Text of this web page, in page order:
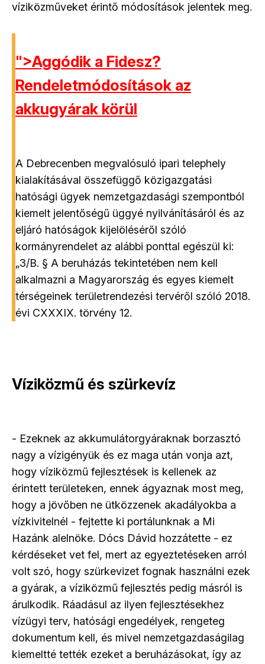
víziközműveket érintő módosítások jelentek meg.
">Aggódik a Fidesz?
Rendeletmódosítások az
akkugyárak körül
A Debrecenben megvalósuló ipari telephely
kialakításával összefüggő közigazgatási
hatósági ügyek nemzetgazdasági szempontból
kiemelt jelentőségű üggyé nyilvánításáról és az
eljáró hatóságok kijelöléséről szóló
kormányrendelet az alábbi ponttal egészül ki:
„3/B. § A beruházás tekintetében nem kell
alkalmazni a Magyarország és egyes kiemelt
térségeinek területrendezési tervéről szóló 2018.
évi CXXXIX. törvény 12.
Víziközmű és szürkevíz
- Ezeknek az akkumulátorgyáraknak borzasztó
nagy a vízigényük és ez maga után vonja azt,
hogy víziközmű fejlesztések is kellenek az
érintett területeken, ennek ágyaznak most meg,
hogy a jövőben ne ütközzenek akadályokba a
vízkivitelnél - fejtette ki portálunknak a Mi
Hazánk alelnöke. Dócs Dávid hozzátette - ez
kérdéseket vet fel, mert az egyeztetéseken arról
volt szó, hogy szürkevizet fognak használni ezek
a gyárak, a víziközmű fejlesztés pedig másról is
árulkodik. Ráadásul az ilyen fejlesztésekhez
vízügyi terv, hatósági engedélyek, rengeteg
dokumentum kell, és mivel nemzetgazdaságilag
kiemeltté tették ezeket a beruházásokat, így az